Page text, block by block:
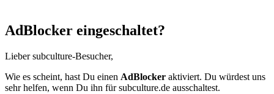
AdBlocker eingeschaltet?
Lieber subculture-Besucher,
Wie es scheint, hast Du einen AdBlocker aktiviert. Du würdest uns
sehr helfen, wenn Du ihn für subculture.de ausschaltest.